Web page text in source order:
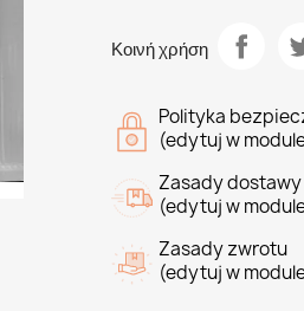
Κοινή χρήση
Polityka
(edytuj w
Zasady dostawy
(edytuj w
Zasady zwrotu
(edytuj w